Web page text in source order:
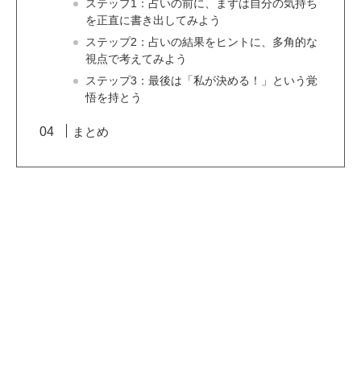
ステップ1：占いの前に、まずは自分の気持ち
を正直に書き出してみよう
ステップ2：占いの結果をヒントに、多角的な
視点で考えてみよう
ステップ3：最後は「私が決める！」という覚
悟を持とう
まとめ